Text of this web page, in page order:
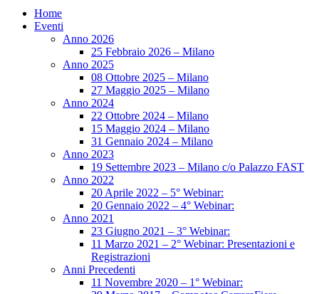
Home
Eventi
Anno 2026
25 Febbraio 2026 – Milano
Anno 2025
08 Ottobre 2025 – Milano
27 Maggio 2025 – Milano
Anno 2024
22 Ottobre 2024 – Milano
15 Maggio 2024 – Milano
31 Gennaio 2024 – Milano
Anno 2023
19 Settembre 2023 – Milano c/o Palazzo FAST
Anno 2022
20 Aprile 2022 – 5° Webinar:
20 Gennaio 2022 – 4° Webinar:
Anno 2021
23 Giugno 2021 – 3° Webinar:
11 Marzo 2021 – 2° Webinar: Presentazioni e
Registrazioni
Anni Precedenti
11 Novembre 2020 – 1° Webinar: